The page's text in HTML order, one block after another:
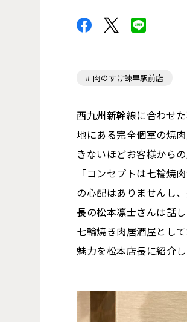
肉のすけ諫早駅前店
西九州新幹線に合わせ
地にある完全個室の焼
きないほどお客様から
「コンセプトは七輪焼
の心配はありませんし
長の松本凛士さんは話し
七輪焼き肉居酒屋とし
魅力を松本店長に紹介